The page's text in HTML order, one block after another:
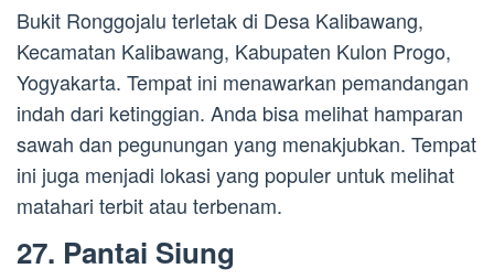
Bukit Ronggojalu terletak di Desa Kalibawang,
Kecamatan Kalibawang, Kabupaten Kulon Progo,
Yogyakarta. Tempat ini menawarkan pemandangan
indah dari ketinggian. Anda bisa melihat hamparan
sawah dan pegunungan yang menakjubkan. Tempat
ini juga menjadi lokasi yang populer untuk melihat
matahari terbit atau terbenam.
27. Pantai Siung